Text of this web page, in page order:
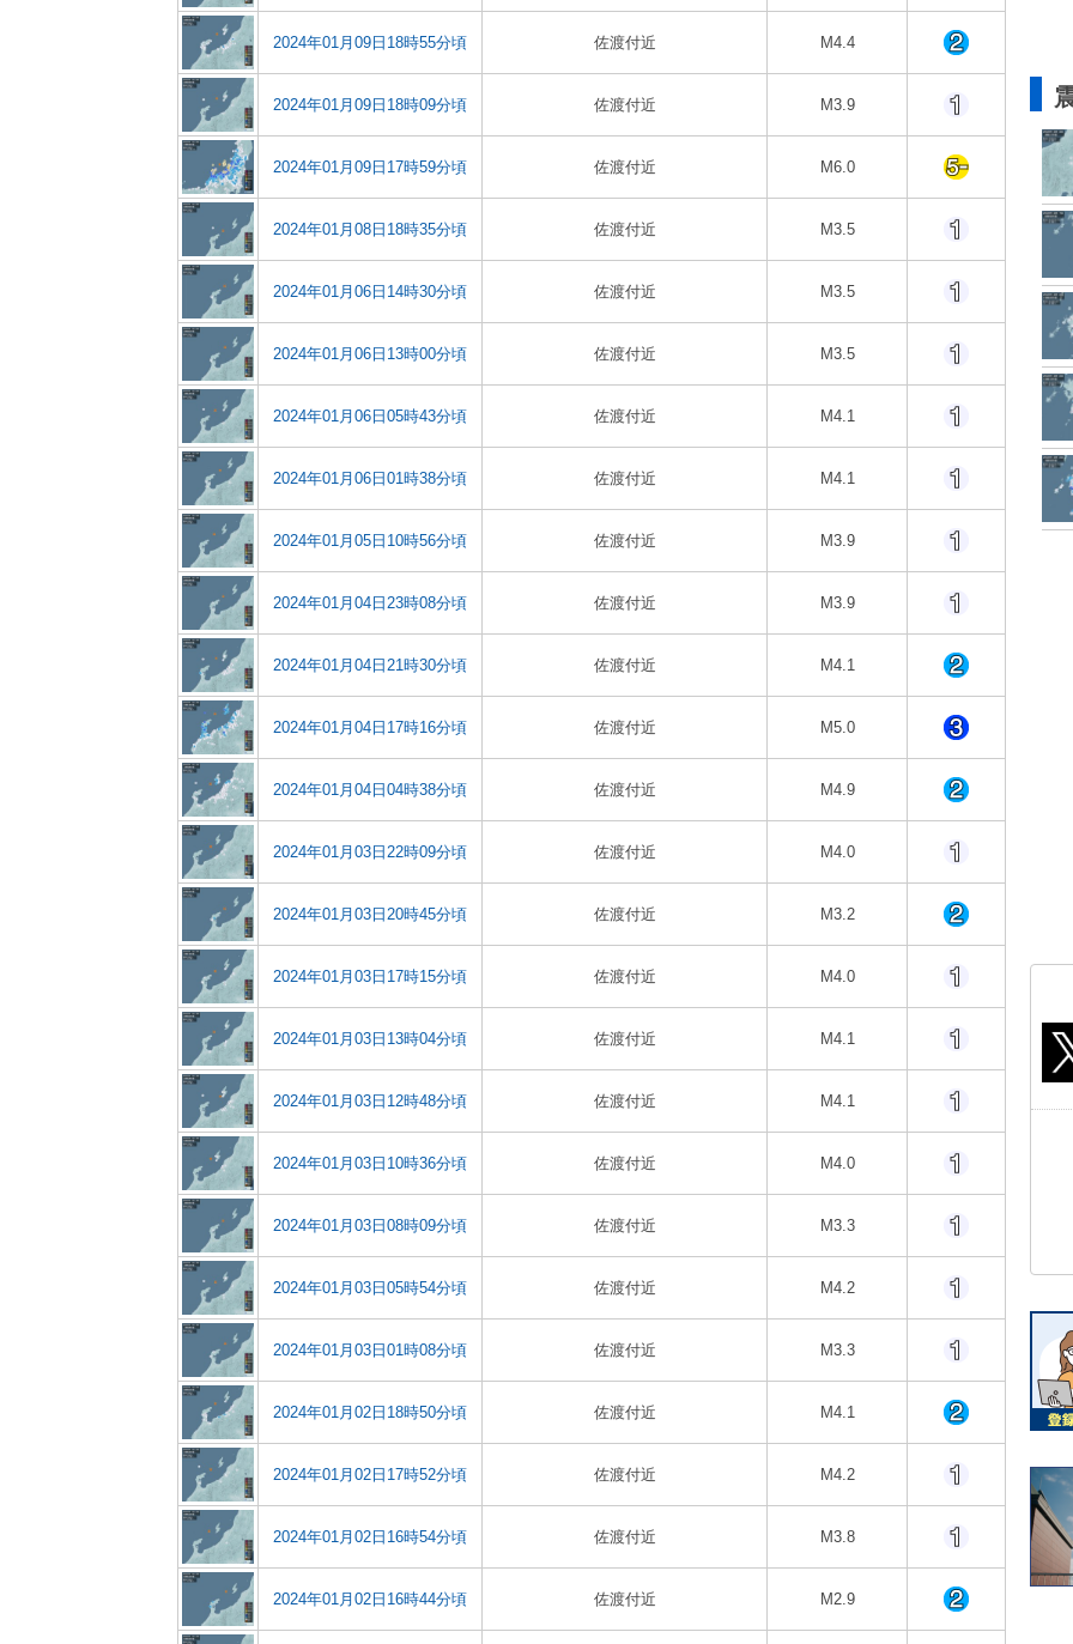
2024年01月09日18時55分頃 佐渡付近 M4.4
2024年01月09日18時09分頃 佐渡付近 M3.9
2024年01月09日17時59分頃 佐渡付近 M6.0
2024年01月08日18時35分頃 佐渡付近 M3.5
2024年01月06日14時30分頃 佐渡付近 M3.5
2024年01月06日13時00分頃 佐渡付近 M3.5
2024年01月06日05時43分頃 佐渡付近 M4.1
2024年01月06日01時38分頃 佐渡付近 M4.1
2024年01月05日10時56分頃 佐渡付近 M3.9
2024年01月04日23時08分頃 佐渡付近 M3.9
2024年01月04日21時30分頃 佐渡付近 M4.1
2024年01月04日17時16分頃 佐渡付近 M5.0
2024年01月04日04時38分頃 佐渡付近 M4.9
2024年01月03日22時09分頃 佐渡付近 M4.0
2024年01月03日20時45分頃 佐渡付近 M3.2
2024年01月03日17時15分頃 佐渡付近 M4.0
2024年01月03日13時04分頃 佐渡付近 M4.1
2024年01月03日12時48分頃 佐渡付近 M4.1
2024年01月03日10時36分頃 佐渡付近 M4.0
2024年01月03日08時09分頃 佐渡付近 M3.3
2024年01月03日05時54分頃 佐渡付近 M4.2
2024年01月03日01時08分頃 佐渡付近 M3.3
2024年01月02日18時50分頃 佐渡付近 M4.1
2024年01月02日17時52分頃 佐渡付近 M4.2
2024年01月02日16時54分頃 佐渡付近 M3.8
2024年01月02日16時44分頃 佐渡付近 M2.9